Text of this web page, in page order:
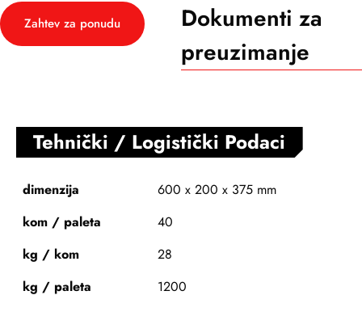
Zahtev za ponudu
Dokumenti za
preuzimanje
Tehnički / Logistički Podaci
dimenzija
600 x 200 x 375 mm
kom / paleta
40
kg / kom
28
kg / paleta
1200